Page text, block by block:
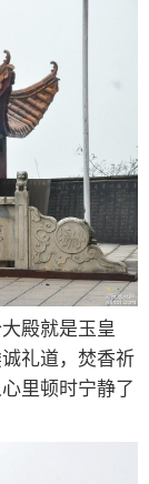
殿就是玉皇
礼道，焚香祈
里顿时宁静了